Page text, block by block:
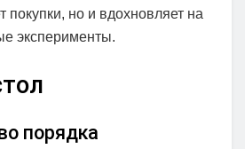
покупки, но и вдохновляет на
эксперименты.
порядка